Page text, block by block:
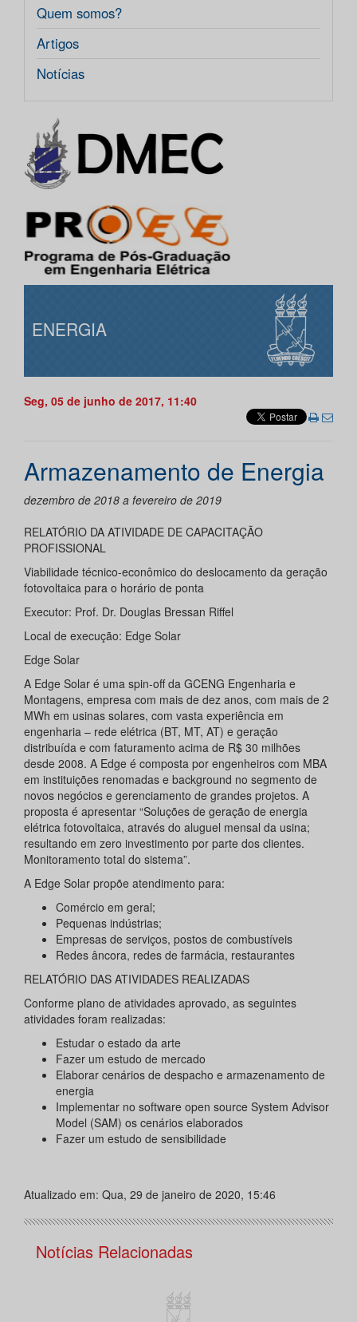
Quem somos?
Artigos
Notícias
ENERGIA
Seg, 05 de junho de 2017, 11:40
Armazenamento de Energia
dezembro de 2018 a fevereiro de 2019
RELATÓRIO DA ATIVIDADE DE CAPACITAÇÃO
PROFISSIONAL
Viabilidade técnico-econômico do deslocamento da geração
fotovoltaica para o horário de ponta
Executor: Prof. Dr. Douglas Bressan Riffel
Local de execução: Edge Solar
Edge Solar
A Edge Solar é uma spin-off da GCENG Engenharia e
Montagens, empresa com mais de dez anos, com mais de 2
MWh em usinas solares, com vasta experiência em
engenharia – rede elétrica (BT, MT, AT) e geração
distribuída e com faturamento acima de R$ 30 milhões
desde 2008. A Edge é composta por engenheiros com MBA
em instituições renomadas e background no segmento de
novos negócios e gerenciamento de grandes projetos. A
proposta é apresentar “Soluções de geração de energia
elétrica fotovoltaica, através do aluguel mensal da usina;
resultando em zero investimento por parte dos clientes.
Monitoramento total do sistema”.
A Edge Solar propõe atendimento para:
Comércio em geral;
Pequenas indústrias;
Empresas de serviços, postos de combustíveis
Redes âncora, redes de farmácia, restaurantes
RELATÓRIO DAS ATIVIDADES REALIZADAS
Conforme plano de atividades aprovado, as seguintes
atividades foram realizadas:
Estudar o estado da arte
Fazer um estudo de mercado
Elaborar cenários de despacho e armazenamento de
energia
Implementar no software open source System Advisor
Model (SAM) os cenários elaborados
Fazer um estudo de sensibilidade
Atualizado em: Qua, 29 de janeiro de 2020, 15:46
Notícias Relacionadas